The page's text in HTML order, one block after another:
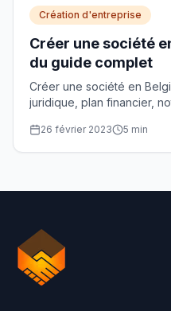
Création d'entreprise
Créer une société
du guide complet
Créer une société en
juridique, plan financier,
26 février 2023 5 min